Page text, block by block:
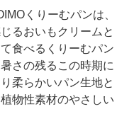
くりーむパンは、
るおいもクリームと
食べるくりーむパン
さの残るこの時期に
柔らかいパン生地と
物性素材のやさしい